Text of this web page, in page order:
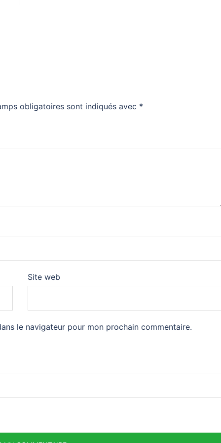
obligatoires sont indiqués avec *
Site web
le navigateur pour mon prochain commentaire.